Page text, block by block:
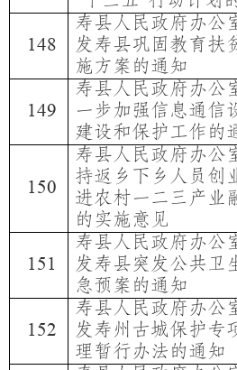
148
寿县人民政府办公
发寿县巩固教育扶
施方案的通知
149
寿县人民政府办公
一步加强信息通信
建设和保护工作的
150
寿县人民政府办公
持返乡下乡人员创
进农村一二三产业
的实施意见
151
寿县人民政府办公
发寿县突发公共卫
急预案的通知
152
寿县人民政府办公
发寿州古城保护专
理暂行办法的通知